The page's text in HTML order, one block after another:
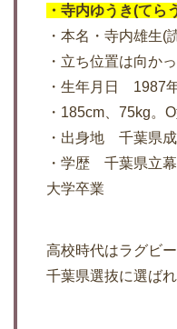
・寺内ゆうき(てら
・本名・寺内雄生(
・立ち位置は向か
・生年月日 1987
・185cm、75kg。O
・出身地 千葉県
・学歴 千葉県立
大学卒業
高校時代はラグビ
千葉県選抜に選ば